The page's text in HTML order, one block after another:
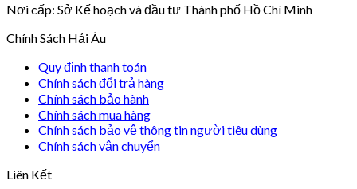
Nơi cấp: Sở Kế hoạch và đầu tư Thành phố Hồ Chí Minh
Chính Sách Hải Âu
Quy định thanh toán
Chính sách đổi trả hàng
Chính sách bảo hành
Chính sách mua hàng
Chính sách bảo vệ thông tin người tiêu dùng
Chính sách vận chuyển
Liên Kết